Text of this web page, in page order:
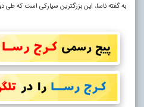
به گفته ناسا، این بزرگترین سیارکی است که طی